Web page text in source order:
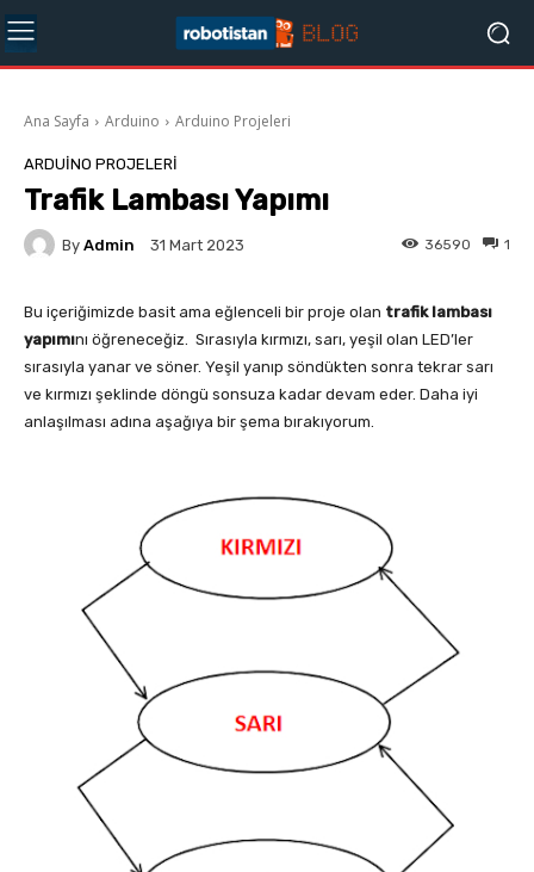
Ana Sayfa Arduino Arduino Projeleri
ARDUINO PROJELERI
Trafik Lambası Yapımı
By Admin 31 Mart 2023 1
36590
Bu içeriğimizde basit ama eğlenceli bir proje olan trafik lambası
yapımını öğreneceğiz. Sırasıyla kırmızı, sarı, yeşil olan LED’ler
sırasıyla yanar ve söner. Yeşil yanıp söndükten sonra tekrar sarı
ve kırmızı şeklinde döngü sonsuza kadar devam eder. Daha iyi
anlaşılması adına aşağıya bir şema bırakıyorum.